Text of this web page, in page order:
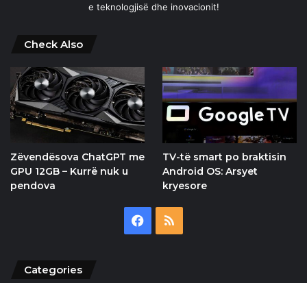
e teknologjisë dhe inovacionit!
Check Also
Zëvendësova ChatGPT me
GPU 12GB – Kurrë nuk u
pendova
TV-të smart po braktisin
Android OS: Arsyet
kryesore
Facebook
RSS
Categories